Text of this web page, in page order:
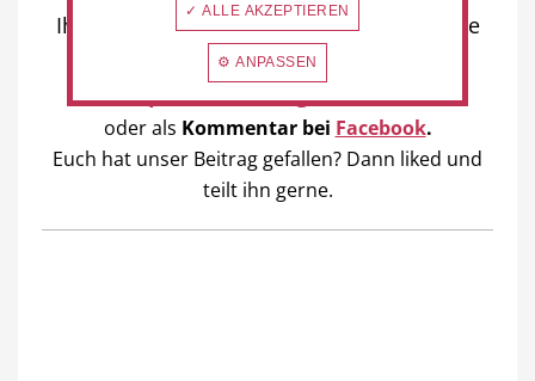
Ihr wollt unsEure Meinungsagen? Gerne
per Mailan
presse@anzeiger24.de
oder als Kommentar bei Facebook.
Euch hat unser Beitrag gefallen? Dann liked und
teilt ihn gerne.
✓ ALLE AKZEPTIEREN
⚙ ANPASSEN